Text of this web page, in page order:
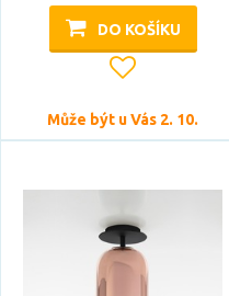
DO KOŠÍKU
Může být u Vás 2. 10.